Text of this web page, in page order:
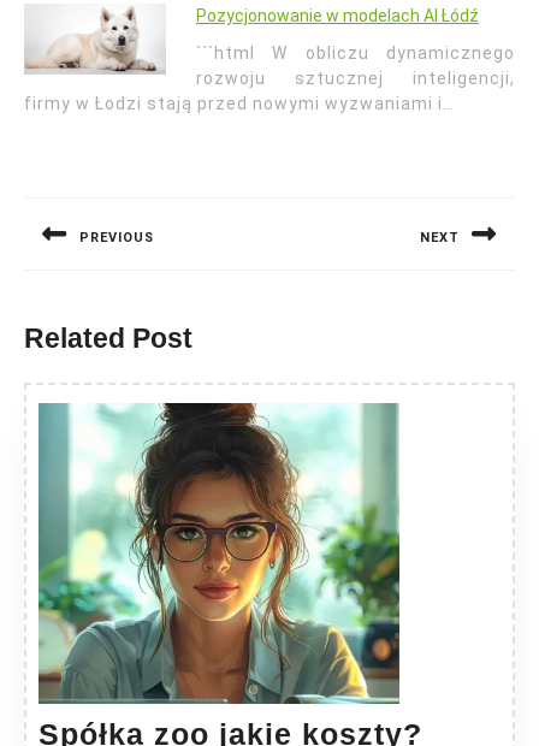
Pozycjonowanie w modelach AI Łódź
```html W obliczu dynamicznego
rozwoju sztucznej inteligencji,
firmy w Łodzi stają przed nowymi wyzwaniami i…
PREVIOUS NEXT
Related Post
Spółka zoo jakie koszty? Spółka